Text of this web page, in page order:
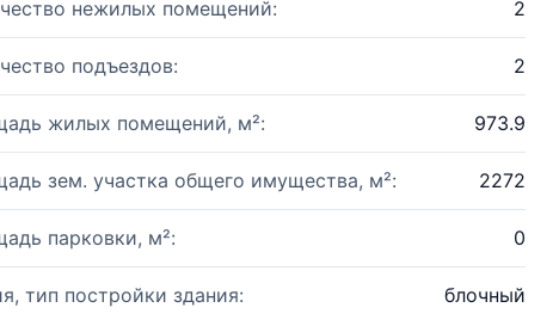
нежилых помещений: 2
подъездов: 2
жилых помещений, м²: 973.9
зем. участка общего имущества, м²: 2272
парковки, м²: 0
тип постройки здания: блочный